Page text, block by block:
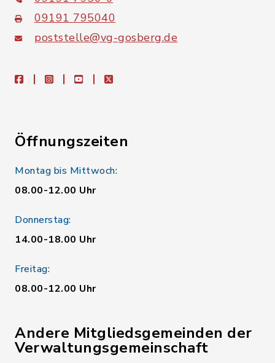
09191 795040
poststelle@vg-gosberg.de
facebookinstagramyoutubeX
Öffnungszeiten
Montag bis Mittwoch:
08.00-12.00 Uhr
Donnerstag:
14.00-18.00 Uhr
Freitag:
08.00-12.00 Uhr
Andere Mitgliedsgemeinden der
Verwaltungsgemeinschaft